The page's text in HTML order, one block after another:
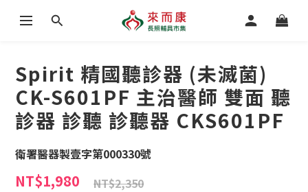
Spirit 精國聽診器 (未滅菌)
CK-S601PF 主治醫師 雙面 聽
診器 診聽 診聽器 CKS601PF
衛署醫器製壹字第000330號
NT$1,980 NT$2,350